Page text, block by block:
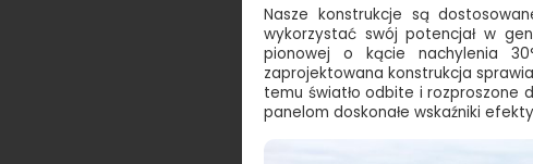
Nasze konstrukcje są
wykorzystać swój potencjał w
pionowej o kącie nachylenia
zaprojektowana konstrukcja
temu światło odbite i rozproszone
panelom doskonałe wskaźniki